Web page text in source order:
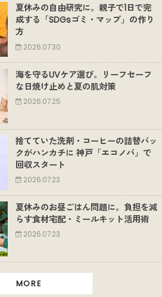
夏休みの自由研究に。親子で1日で完
成する「SDGsゴミ・マップ」の作り
方
2026.07.30
海を守るUVケア選び。リーフセーフ
な日焼け止めと夏の肌対策
2026.07.25
捨てていた洗剤・コーヒーの詰替パッ
クがハンカチに 神戸「エコノバ」で
回収スタート
2026.07.23
夏休みのお昼ごはん問題に。負担を減
らす食材宅配・ミールキット活用術
2026.07.23
MORE